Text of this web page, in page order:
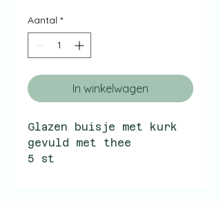
Aantal *
In winkelwagen
Glazen buisje met kurk
gevuld met thee
5 st